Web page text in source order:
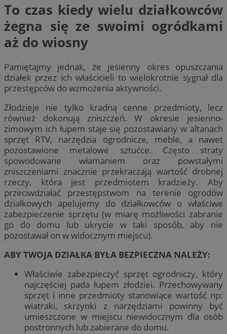
To czas kiedy wielu działkowców
żegna się ze swoimi ogródkami
aż do wiosny
Pamiętajmy jednak, że jesienny okres opuszczania
działek przez ich właścicieli to wielokrotnie sygnał dla
przestępców do wzmożenia aktywności.
Złodzieje nie tylko kradną cenne przedmioty, lecz
również dokonują zniszczeń. W okresie jesienno-
zimowym ich łupem staje się pozostawiany w altanach
sprzęt RTV, narzędzia ogrodnicze, meble, a nawet
pozostawione metalowe sztućce. Często straty
spowodowane włamaniem oraz powstałymi
zniszczeniami znacznie przekraczają wartość drobnej
rzeczy, która jest przedmiotem kradzieży. Aby
przeciwdziałać przestępstwom na terenie ogrodów
działkowych apelujemy do działkowców o właściwe
zabezpieczenie sprzętu (w miarę możliwości zabranie
go do domu lub ukrycie w taki sposób, aby nie
pozostawał on w widocznym miejscu).
ABY TWOJA DZIAŁKA BYŁA BEZPIECZNA NALEŻY:
Właściwie zabezpieczyć sprzęt ogrodniczy, który
najczęściej pada łupem złodziei. Przechowywany
sprzęt i inne przedmioty stanowiące wartość np:
wiatraki, skrzynki z narzędziami powinny być
umieszczone w miejscu niewidocznym dla osób
postronnych lub zabierane do domu.